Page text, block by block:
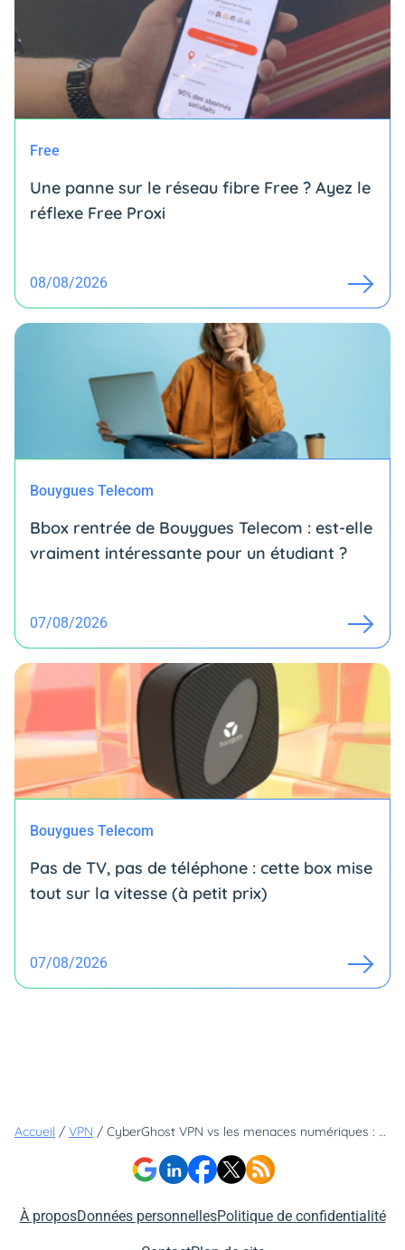
Free
Une panne sur le réseau fibre Free ? Ayez le
réflexe Free Proxi
08/08/2026
Bouygues Telecom
Bbox rentrée de Bouygues Telecom : est-elle
vraiment intéressante pour un étudiant ?
07/08/2026
Bouygues Telecom
Pas de TV, pas de téléphone : cette box mise
tout sur la vitesse (à petit prix)
07/08/2026
Accueil / VPN / CyberGhost VPN vs les menaces numériques : pourquoi le chiffrement AES 256 bits est crucial
À proposDonnées personnellesPolitique de confidentialité